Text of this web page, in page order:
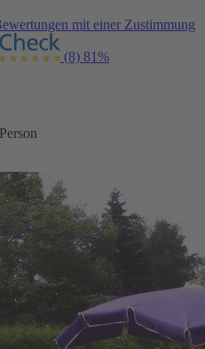
mit einer Zustimmung
(8) 81%